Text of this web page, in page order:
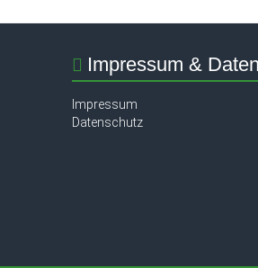
Impressum &
Impressum
Datenschutz